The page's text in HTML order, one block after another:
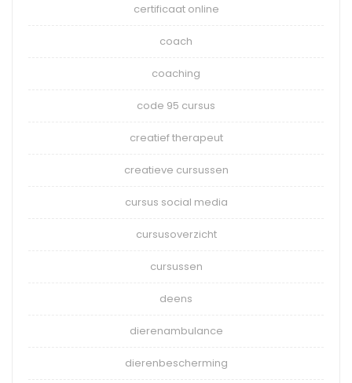
certificaat online
coach
coaching
code 95 cursus
creatief therapeut
creatieve cursussen
cursus social media
cursusoverzicht
cursussen
deens
dierenambulance
dierenbescherming